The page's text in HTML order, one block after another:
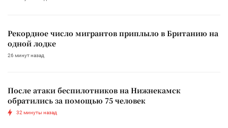
Рекордное число мигрантов приплыло в Британию на
одной лодке
26 минут назад
После атаки беспилотников на Нижнекамск
обратились за помощью 75 человек
32 минуты назад